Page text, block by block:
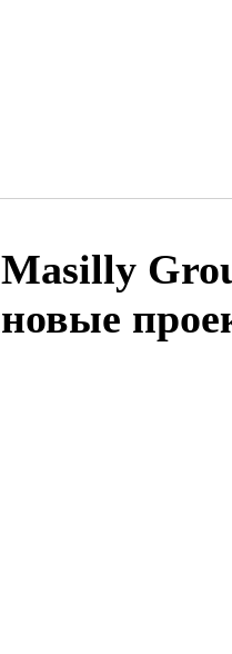
Masilly
новые